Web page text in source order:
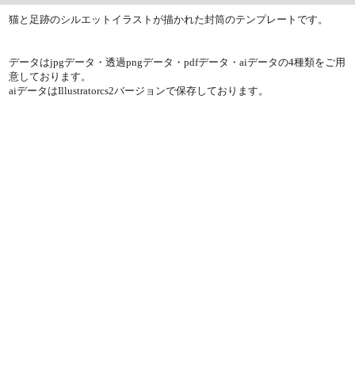
猫と足跡のシルエットイラストが描かれた封筒のテンプレートです。
データはjpgデータ・透過pngデータ・pdfデータ・aiデータの4種類をご用
意しております。
aiデータはIllustratorcs2バージョンで保存しております。